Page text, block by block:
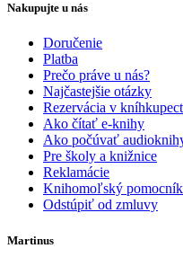
Nakupujte u nás
Doručenie
Platba
Prečo práve u nás?
Najčastejšie otázky
Rezervácia v
Ako čítať e-knihy
Ako počúvať
Pre školy a knižnice
Reklamácie
Knihomoľský pomocník
Odstúpiť od zmluvy
Martinus